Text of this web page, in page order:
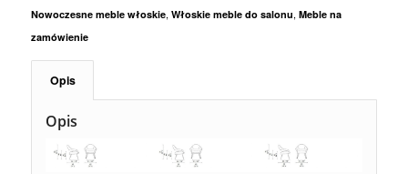
Nowoczesne meble włoskie, Włoskie meble do salonu, Meble na
zamówienie
Opis
Opis